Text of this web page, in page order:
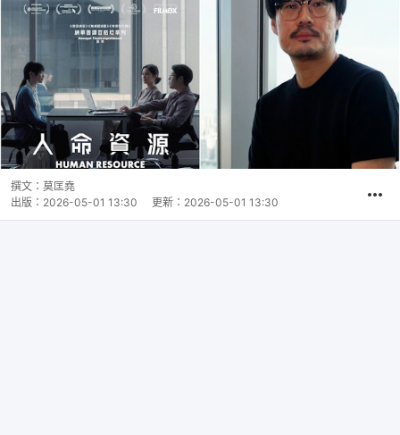
撰文： 莫匡堯
出版： 2026-05-01 13:30 更新： 2026-05-01 13:30